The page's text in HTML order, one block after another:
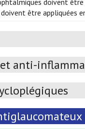
doivent
être appliquées
anti-